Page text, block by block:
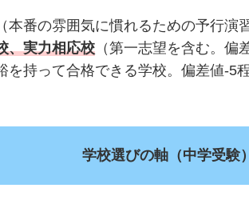
（本番の雰囲気に慣れるための予行演
、実力相応校 （第一志望を含む。偏
を持って合格できる学校。偏差値-5
学校選びの軸（中学受験